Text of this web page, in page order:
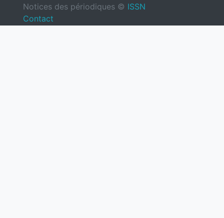
Notices des périodiques © ISSN
Contact